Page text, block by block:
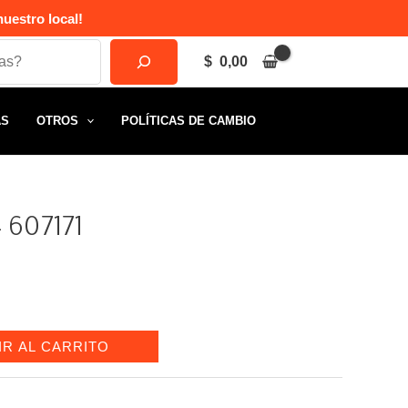
local!
$ 0,00
OTROS POLÍTICAS DE CAMBIO
AL CARRITO